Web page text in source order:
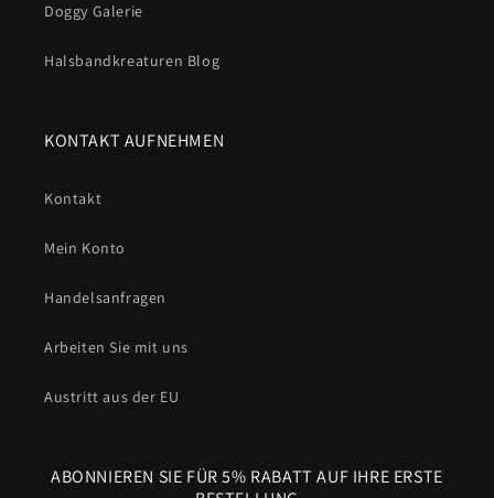
Doggy Galerie
Halsbandkreaturen Blog
KONTAKT AUFNEHMEN
Kontakt
Mein Konto
Handelsanfragen
Arbeiten Sie mit uns
Austritt aus der EU
ABONNIEREN SIE FÜR 5% RABATT AUF IHRE ERSTE